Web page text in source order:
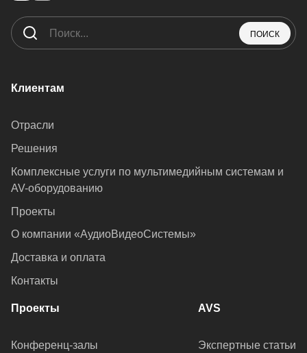
ПОИСК
Клиентам
Отрасли
Решения
Комплексные услуги по мультимедийным системам и
AV-оборудованию
Проекты
О компании «АудиоВидеоСистемы»
Доставка и оплата
Контакты
Проекты
Конференц-залы
AVS
Экспертные статьи